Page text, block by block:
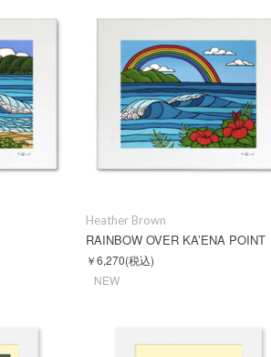
Heather Brown
RAINBOW OVER KA’ENA POINT
￥6,270(税込)
NEW